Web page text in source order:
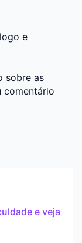
e
sobre as
comentário
e veja